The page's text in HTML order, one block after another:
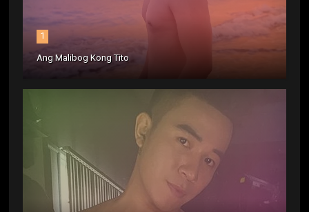
1
Ang Malibog Kong Tito